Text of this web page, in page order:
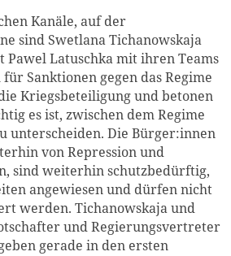
Kanäle, auf der
sind Swetlana Tichanowskaja
Pawel Latuschka mit ihren Teams
Sanktionen gegen das Regime
Kriegsbeteiligung und betonen
es ist, zwischen dem Regime
unterscheiden. Die Bürger:innen
von Repression und
sind weiterhin schutzbedürftig,
angewiesen und dürfen nicht
werden. Tichanowskaja und
und Regierungsvertreter
gerade in den ersten